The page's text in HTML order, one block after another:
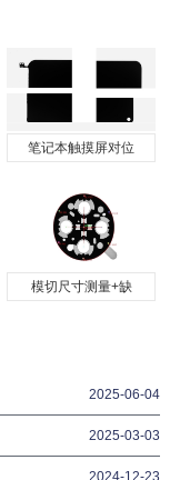
笔记本触摸屏对位
模切尺寸测量+缺
2025-06-04
2025-03-03
2024-12-23